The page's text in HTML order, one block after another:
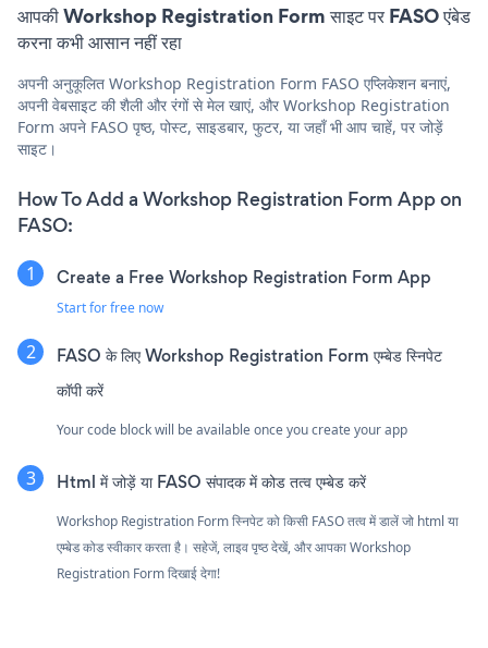
आपकी Workshop Registration Form साइट पर FASO एंबेड
करना कभी आसान नहीं रहा
अपनी अनुकूलित Workshop Registration Form FASO एप्लिकेशन बनाएं,
अपनी वेबसाइट की शैली और रंगों से मेल खाएं, और Workshop Registration
Form अपने FASO पृष्ठ, पोस्ट, साइडबार, फुटर, या जहाँ भी आप चाहें, पर जोड़ें
साइट।
How To Add a Workshop Registration Form App on
FASO:
Create a Free Workshop Registration Form App
Start for free now
FASO के लिए Workshop Registration Form एम्बेड स्निपेट
कॉपी करें
Your code block will be available once you create your app
Html में जोड़ें या FASO संपादक में कोड तत्व एम्बेड करें
Workshop Registration Form स्निपेट को किसी FASO तत्व में डालें जो html या
एम्बेड कोड स्वीकार करता है। सहेजें, लाइव पृष्ठ देखें, और आपका Workshop
Registration Form दिखाई देगा!